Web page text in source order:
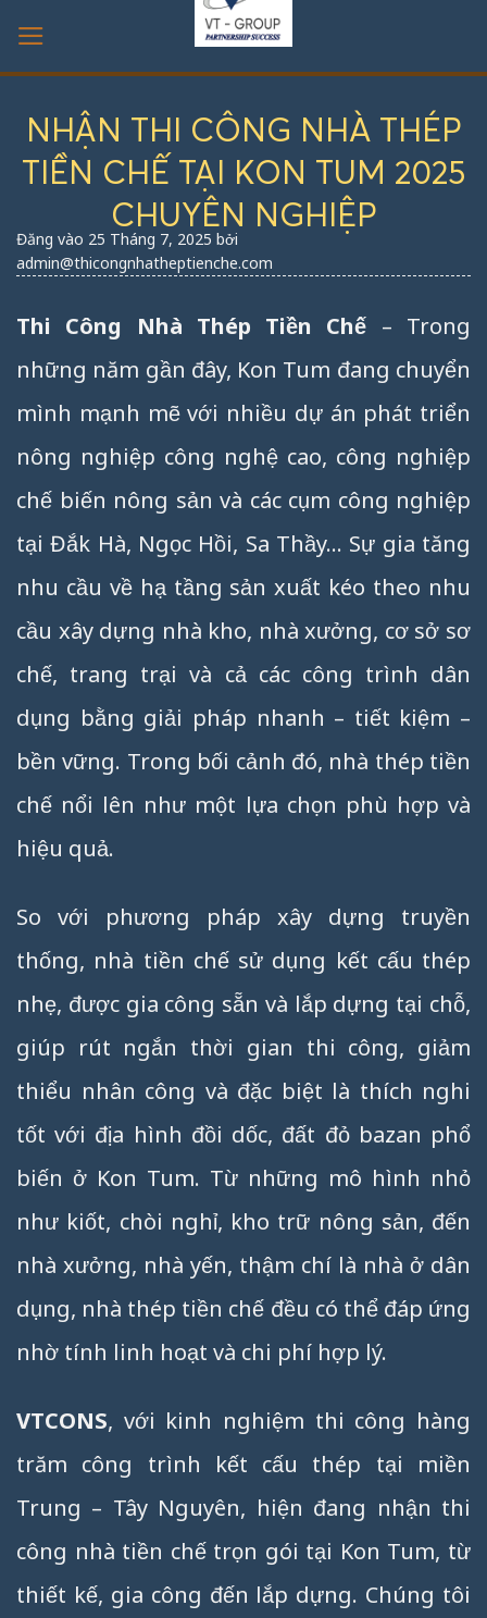
qua
nội
NHẬN THI CÔNG NHÀ THÉP
TIỀN CHẾ TẠI KON TUM 2025
CHUYÊN NGHIỆP
Đăng vào 25 Tháng 7, 2025 bởi
admin@thicongnhatheptienche.com
Thi Công Nhà Thép Tiền Chế – Trong
những năm gần đây, Kon Tum đang chuyển
mình mạnh mẽ với nhiều dự án phát triển
nông nghiệp công nghệ cao, công nghiệp
chế biến nông sản và các cụm công nghiệp
tại Đắk Hà, Ngọc Hồi, Sa Thầy… Sự gia tăng
nhu cầu về hạ tầng sản xuất kéo theo nhu
cầu xây dựng nhà kho, nhà xưởng, cơ sở sơ
chế, trang trại và cả các công trình dân
dụng bằng giải pháp nhanh – tiết kiệm –
bền vững. Trong bối cảnh đó, nhà thép tiền
chế nổi lên như một lựa chọn phù hợp và
hiệu quả.
So với phương pháp xây dựng truyền
thống, nhà tiền chế sử dụng kết cấu thép
nhẹ, được gia công sẵn và lắp dựng tại chỗ,
giúp rút ngắn thời gian thi công, giảm
thiểu nhân công và đặc biệt là thích nghi
tốt với địa hình đồi dốc, đất đỏ bazan phổ
biến ở Kon Tum. Từ những mô hình nhỏ
như kiốt, chòi nghỉ, kho trữ nông sản, đến
nhà xưởng, nhà yến, thậm chí là nhà ở dân
dụng, nhà thép tiền chế đều có thể đáp ứng
nhờ tính linh hoạt và chi phí hợp lý.
VTCONS, với kinh nghiệm thi công hàng
trăm công trình kết cấu thép tại miền
Trung – Tây Nguyên, hiện đang nhận thi
công nhà tiền chế trọn gói tại Kon Tum, từ
thiết kế, gia công đến lắp dựng. Chúng tôi